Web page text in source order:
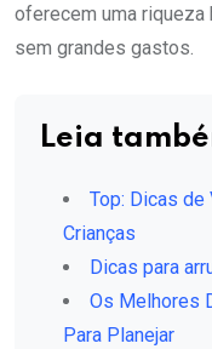
oferecem uma
sem grandes gastos.
Leia
Top: Dicas de
Crianças
Dicas para
Os Melhores
Para Planejar